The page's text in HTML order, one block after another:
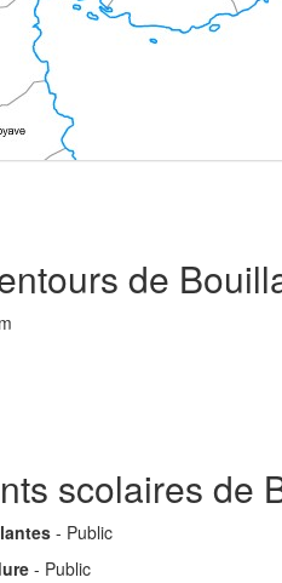
de
scolaires de
- Public
- Public